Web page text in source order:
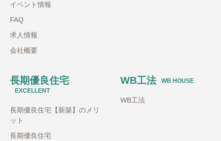
イベント情報
FAQ
求人情報
会社概要
長期優良住宅
EXCELLENT
長期優良住宅【新築】のメリ
ット
長期優良住宅
WB工法 WB HOUSE
WB工法